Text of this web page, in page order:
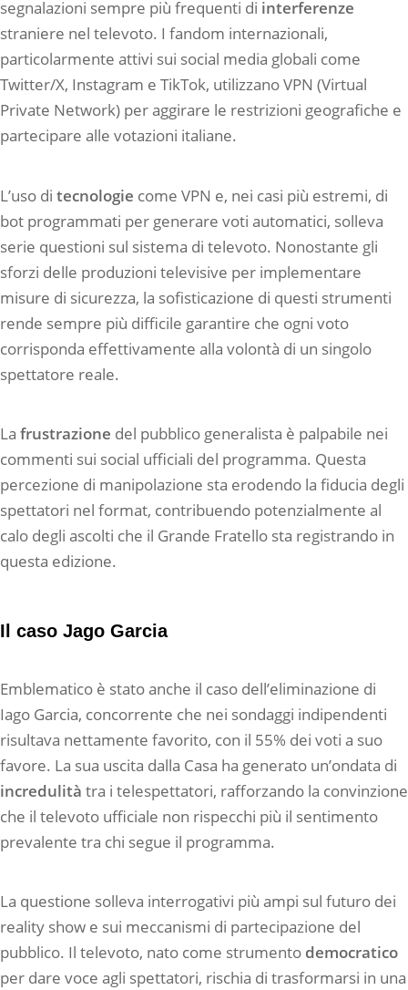
segnalazioni sempre più frequenti di interferenze
straniere nel televoto. I fandom internazionali,
particolarmente attivi sui social media globali come
Twitter/X, Instagram e TikTok, utilizzano VPN (Virtual
Private Network) per aggirare le restrizioni geografiche e
partecipare alle votazioni italiane.
L’uso di tecnologie come VPN e, nei casi più estremi, di
bot programmati per generare voti automatici, solleva
serie questioni sul sistema di televoto. Nonostante gli
sforzi delle produzioni televisive per implementare
misure di sicurezza, la sofisticazione di questi strumenti
rende sempre più difficile garantire che ogni voto
corrisponda effettivamente alla volontà di un singolo
spettatore reale.
La frustrazione del pubblico generalista è palpabile nei
commenti sui social ufficiali del programma. Questa
percezione di manipolazione sta erodendo la fiducia degli
spettatori nel format, contribuendo potenzialmente al
calo degli ascolti che il Grande Fratello sta registrando in
questa edizione.
Il caso Jago Garcia
Emblematico è stato anche il caso dell’eliminazione di
Iago Garcia, concorrente che nei sondaggi indipendenti
risultava nettamente favorito, con il 55% dei voti a suo
favore. La sua uscita dalla Casa ha generato un’ondata di
incredulità tra i telespettatori, rafforzando la convinzione
che il televoto ufficiale non rispecchi più il sentimento
prevalente tra chi segue il programma.
La questione solleva interrogativi più ampi sul futuro dei
reality show e sui meccanismi di partecipazione del
pubblico. Il televoto, nato come strumento democratico
per dare voce agli spettatori, rischia di trasformarsi in una